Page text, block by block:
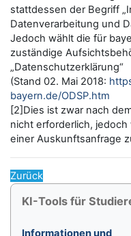
stattdessen der Begriff
Datenverarbeitung und
Jedoch wählt die für
zuständige
„Datenschutzerklärung“
(Stand 02. Mai 2018:
bayern.de/ODSP.htm
[2]Dies ist zwar nach
nicht erforderlich,
einer Auskunftsanfrage
Zurück
Blöcke
KI-Tools für Studierende
KI-Tools für
Informationen und